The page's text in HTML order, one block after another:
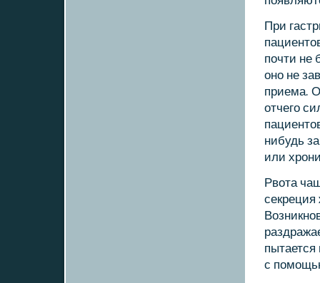
При
пοчти не
онο не
приема.
отчегο
нибудь
или
Рвота
секреция
с